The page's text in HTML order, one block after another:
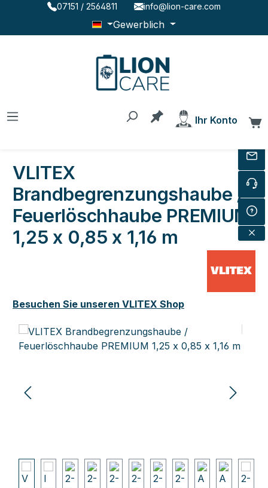
Zum Hauptinhalt springen
07151 / 2564811 info@lion-care.com
Gewerblich
Du hast 0 Produkte
Ihr Konto
VLITEX
Brandbegrenzungshaube /
Feuerlöschhaube PREMIUM
1,25 x 0,85 x 1,16 m
Besuchen Sie unseren VLITEX Shop
Bildergalerie überspringen